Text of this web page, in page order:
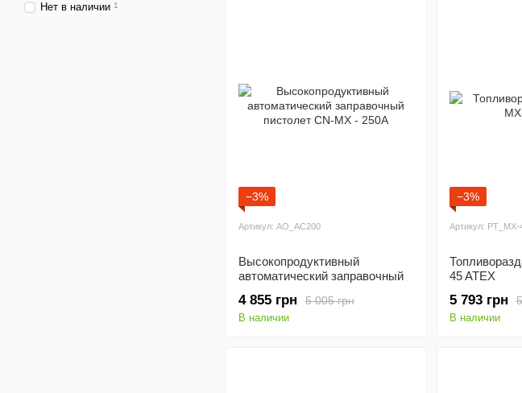
−3%
Артикул: AO_AC200
Высокопродуктивный
автоматический заправочный
5 005 грн
4 855 грн
В наличии
−3%
Артикул: PT_MX-
45 ATEX
5 793 грн
В наличии
Нет в наличии 1